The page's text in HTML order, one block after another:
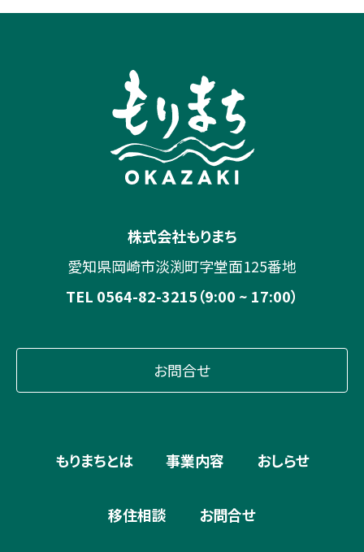
株式会社もりまち
愛知県岡崎市淡渕町字堂面125番地
TEL 0564-82-3215（9:00 ~ 17:00）
お問合せ
もりまちとは 事業内容 おしらせ
移住相談 お問合せ